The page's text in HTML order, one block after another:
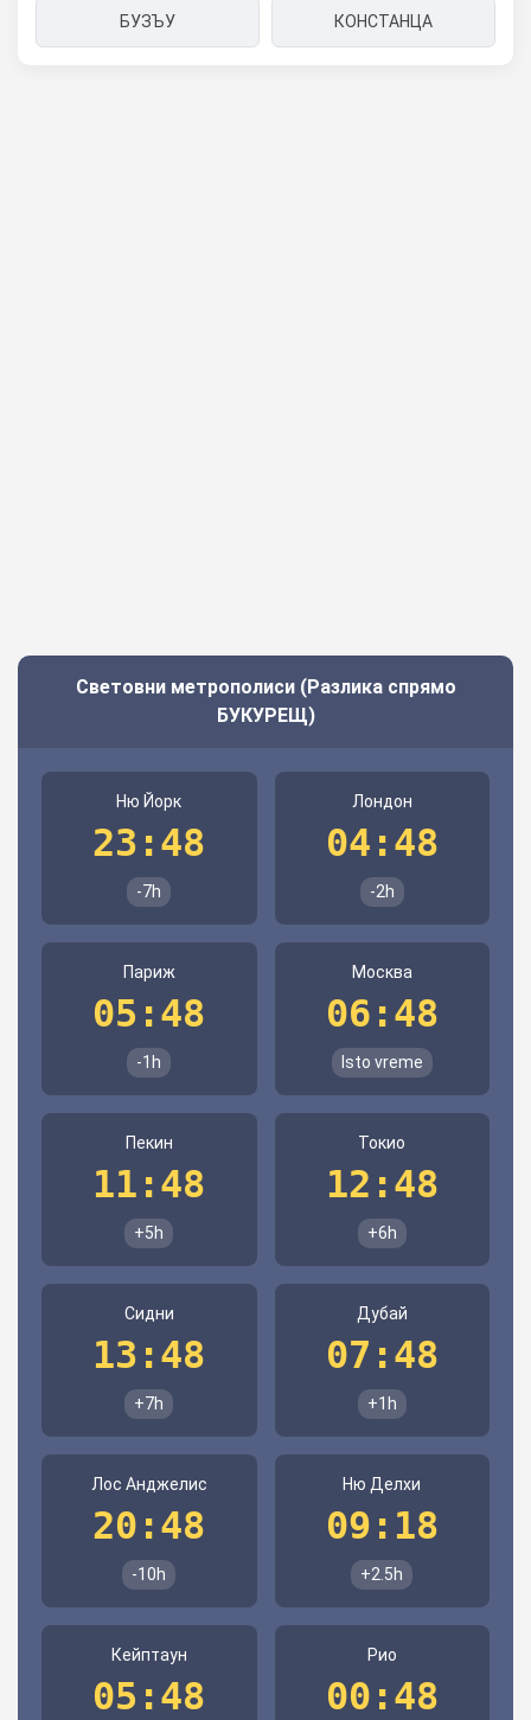
БУЗЪУ КОНСТАНЦА
Световни метрополиси (Разлика спрямо
БУКУРЕЩ)
Ню Йорк
23:48
-7h
Лондон
04:48
-2h
Париж
05:48
-1h
Москва
06:48
Isto vreme
Пекин
11:48
+5h
Токио
12:48
+6h
Сидни
13:48
+7h
Дубай
07:48
+1h
Лос Анджелис
20:48
-10h
Ню Делхи
09:18
+2.5h
Кейптаун
05:48
Рио
00:48